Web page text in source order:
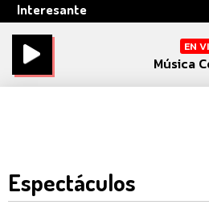
Interesante
EN
Música
Espectáculos